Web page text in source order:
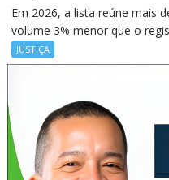
Em 2026, a lista reúne mais
volume 3% menor que o
JUSTIÇA